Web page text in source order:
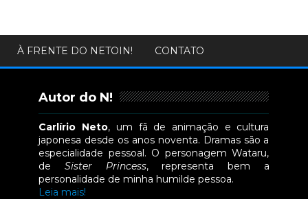
À FRENTE DO NETOIN! CONTATO
Autor do N!
Carlírio Neto, um fã de animação e cultura
japonesa desde os anos noventa. Dramas são a
especialidade pessoal. O personagem Wataru,
deSister Princess, representa bem a
personalidade de minha humilde pessoa.
Leia mais!